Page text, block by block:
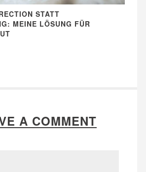
STATT
MEINE LÖSUNG FÜR
A COMMENT